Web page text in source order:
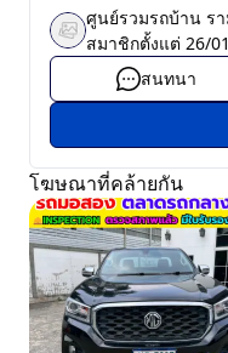
ศูนย์รวมรถบ้าน ร
สมาชิกตั้งแต่ 26/
สนทนา
โฆษณาที่คล้ายกัน